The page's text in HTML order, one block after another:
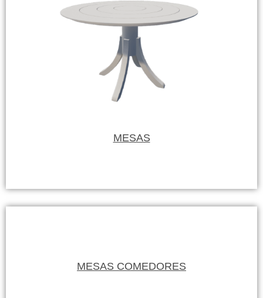
MESAS
MESAS COMEDORES